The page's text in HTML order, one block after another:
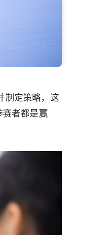
制定策略，这
赛者都是赢